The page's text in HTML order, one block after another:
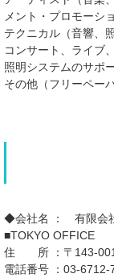
メント・プロモーシ
テクニカル（音響、
コンサート、ライブ
照明システムのサポ
その他（フリーペー
◆会社名 ： 有限会
■TOKYO OFFICE
住 所 ：〒143-
電話番号 ：03-6712-